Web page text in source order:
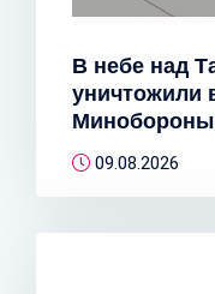
В небе над
09.08.2026